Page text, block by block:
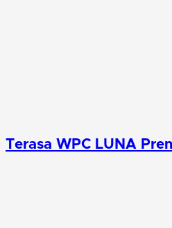
Terasa WPC LUNA